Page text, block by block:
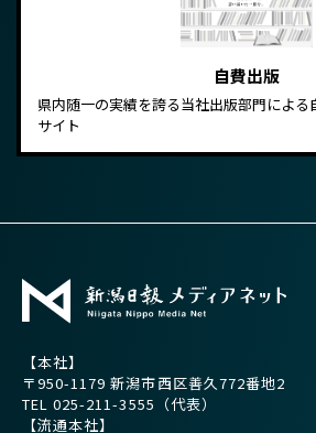
自費出版
県内随一の実績を誇る当社出版部門による
サイト
【本社】
〒950-1179 新潟市西区善久772番地2
TEL025-211-3555 （代表）
【流通本社】